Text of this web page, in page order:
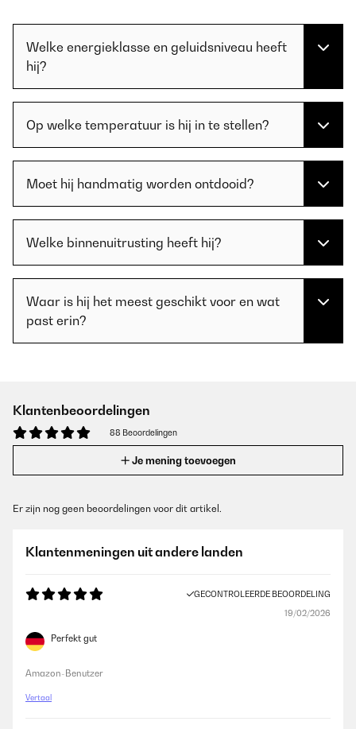
Welke energieklasse en geluidsniveau heeft
hij?
Op welke temperatuur is hij in te stellen?
Moet hij handmatig worden ontdooid?
Welke binnenuitrusting heeft hij?
Waar is hij het meest geschikt voor en wat
past erin?
Klantenbeoordelingen
88 Beoordelingen
Je mening toevoegen
Er zijn nog geen beoordelingen voor dit artikel.
Klantenmeningen uit andere landen
GECONTROLEERDE BEOORDELING
19/02/2026
Perfekt gut
Amazon-Benutzer
Vertaal